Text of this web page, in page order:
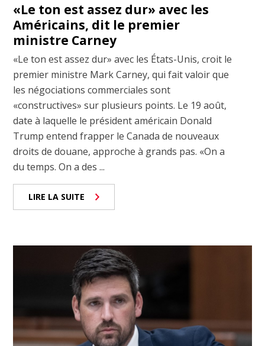
«Le ton est assez dur» avec les
Américains, dit le premier
ministre Carney
«Le ton est assez dur» avec les États-Unis, croit le
premier ministre Mark Carney, qui fait valoir que
les négociations commerciales sont
«constructives» sur plusieurs points. Le 19 août,
date à laquelle le président américain Donald
Trump entend frapper le Canada de nouveaux
droits de douane, approche à grands pas. «On a
du temps. On a des ...
LIRE LA SUITE